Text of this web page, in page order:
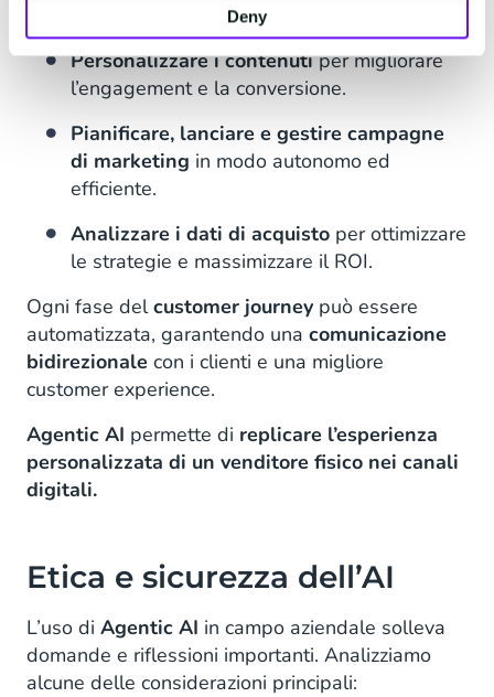
Deny
Personalizzare i contenutiper migliorare
l’engagement e la conversione.
Pianificare, lanciare e gestire campagne
di marketing in modo autonomo ed
efficiente.
Analizzare i dati di acquisto per ottimizzare
le strategie e massimizzare il ROI.
Ogni fase delcustomer journey può essere
automatizzata, garantendo una comunicazione
bidirezionale con i clienti e una migliore
customer experience.
Agentic AI permette di replicare l’esperienza
personalizzata di un venditore fisico nei canali
digitali.
Etica e sicurezza dell’AI
L’uso di Agentic AI in campo aziendale solleva
domande e riflessioni importanti. Analizziamo
alcune delle considerazioni principali: